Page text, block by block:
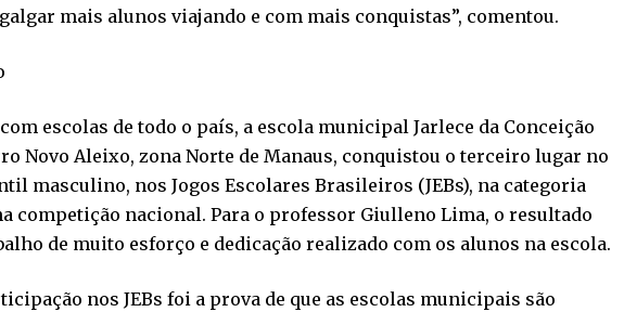
mais alunos viajando e com mais conquistas”, comentou.
escolas de todo o país, a escola municipal Jarlece da Conceição
Novo Aleixo, zona Norte de Manaus, conquistou o terceiro lugar no
masculino, nos Jogos Escolares Brasileiros (JEBs), na categoria
competição nacional. Para o professor Giulleno Lima, o resultado
de muito esforço e dedicação realizado com os alunos na escola.
nos JEBs foi a prova de que as escolas municipais são